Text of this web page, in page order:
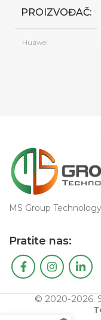
PROIZVOĐAČ
Huawei
MS Group
Pratite nas:
© 2020-2026.